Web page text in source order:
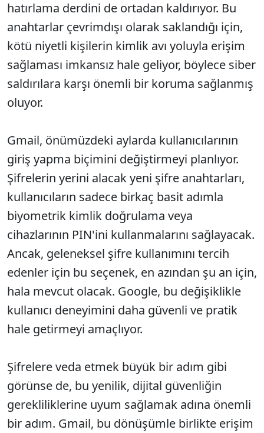
hatırlama derdini de ortadan kaldırıyor. Bu
anahtarlar çevrimdışı olarak saklandığı için,
kötü niyetli kişilerin kimlik avı yoluyla erişim
sağlaması imkansız hale geliyor, böylece siber
saldırılara karşı önemli bir koruma sağlanmış
oluyor.
Gmail, önümüzdeki aylarda kullanıcılarının
giriş yapma biçimini değiştirmeyi planlıyor.
Şifrelerin yerini alacak yeni şifre anahtarları,
kullanıcıların sadece birkaç basit adımla
biyometrik kimlik doğrulama veya
cihazlarının PIN'ini kullanmalarını sağlayacak.
Ancak, geleneksel şifre kullanımını tercih
edenler için bu seçenek, en azından şu an için,
hala mevcut olacak. Google, bu değişiklikle
kullanıcı deneyimini daha güvenli ve pratik
hale getirmeyi amaçlıyor.
Şifrelere veda etmek büyük bir adım gibi
görünse de, bu yenilik, dijital güvenliğin
gerekliliklerine uyum sağlamak adına önemli
bir adım. Gmail, bu dönüşümle birlikte erişim